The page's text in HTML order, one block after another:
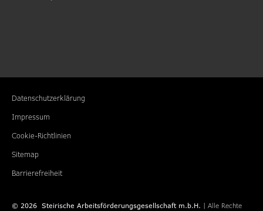
© 2026 Steirische Arbeitsförderungs­gesellschaft m.b.H. | Alle Rechte
Datenschutzerklärung
Impressum
Cookie-Richtlinien
Sitemap
Barrierefreiheit